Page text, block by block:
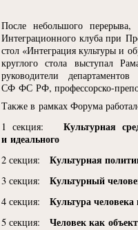
После небольшого
Интеграционного клуба при
стол «Интеграция культуры и
круглого стола выступал
руководители
СФ ФС РФ, профессорско-
Также в рамках Форума
1 секция:Культурная
и идеального
2 секция: Культурная
3 секция: Культурный
4 секция: Культура человека
5 секция: Человек как